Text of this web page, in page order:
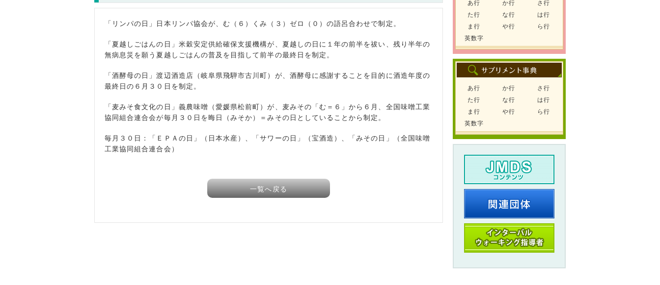
「リンパの日」日本リンパ協会が、む（６）くみ（３）ゼロ（０）の語呂合わせで制定。
「夏越しごはんの日」米穀安定供給確保支援機構が、夏越しの日に１年の前半を祓い、残り半年の
無病息災を願う夏越しごはんの普及を目指して前半の最終日を制定。
「酒酵母の日」渡辺酒造店（岐阜県飛騨市古川町）が、酒酵母に感謝することを目的に酒造年度の
最終日の６月３０日を制定。
「麦みそ食文化の日」義農味噌（愛媛県松前町）が、麦みその「む＝６」から６月、全国味噌工業
協同組合連合会が毎月３０日を晦日（みそか）＝みその日としていることから制定。
毎月３０日：「ＥＰＡの日」（日本水産）、「サワーの日」（宝酒造）、「みその日」（全国味噌
工業協同組合連合会）
一覧へ戻る
あ行 か行
さ行
た行
な行
は行
ま行
や行
ら行
英数字
あ行 か行
さ行
た行
な行
は行
ま行
や行
ら行
英数字